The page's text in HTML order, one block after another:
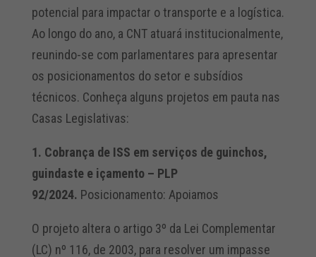
potencial para impactar o transporte e a logística.
Ao longo do ano, a CNT atuará institucionalmente,
reunindo-se com parlamentares para apresentar
os posicionamentos do setor e subsídios
técnicos. Conheça alguns projetos em pauta nas
Casas Legislativas:
1. Cobrança de ISS em serviços de guinchos,
guindaste e içamento – PLP
92/2024. Posicionamento: Apoiamos
O projeto altera o artigo 3º da Lei Complementar
(LC) nº 116, de 2003, para resolver um impasse